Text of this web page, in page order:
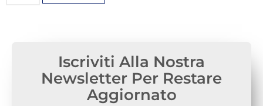
Iscriviti Alla Nostra
Newsletter Per Restare
Aggiornato